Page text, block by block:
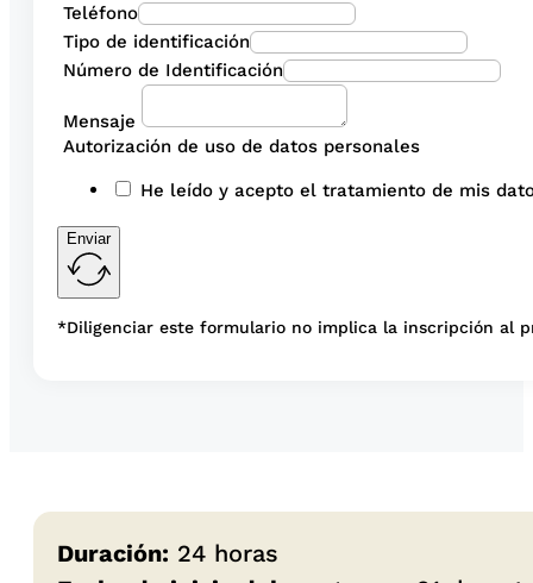
Teléfono
Tipo de identificación
Número de Identificación
Mensaje
Autorización de uso de datos personales
He leído y acepto el tratamiento de mis
Enviar
*Diligenciar este formulario no implica la inscripción al
Duración: 24 horas